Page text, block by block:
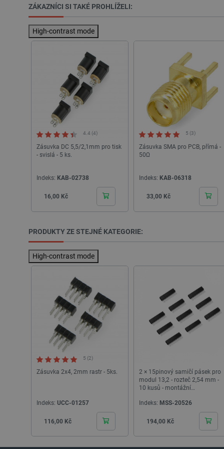
ZÁKAZNÍCI SI TAKÉ PROHLÍŽELI:
High-contrast mode
4.4 (4)
Zásuvka DC 5,5/2,1mm pro tisk
- svislá - 5 ks.
Indeks: KAB-02738
Cena
16,00 Kč
5 (3)
Zásuvka SMA pro PCB, přímá -
50Ω
Indeks: KAB-06318
Cena
33,00 Kč
PRODUKTY ZE STEJNÉ KATEGORIE:
High-contrast mode
5 (2)
Zásuvka 2x4, 2mm rastr - 5ks.
Indeks: UCC-01257
Cena
116,00 Kč
2 × 15pinový samičí pásek pro
modul 13,2 - rozteč 2,54 mm -
10 kusů - montážní
moduly M5Stack
Indeks: MSS-20526
Cena
194,00 Kč
PrestaShop-
[abcdef0123456789]{32}
isListDisplay
critCartData
CookieScriptConsent
_lb_ccc
critData
Storage declaration
_gcl_ls